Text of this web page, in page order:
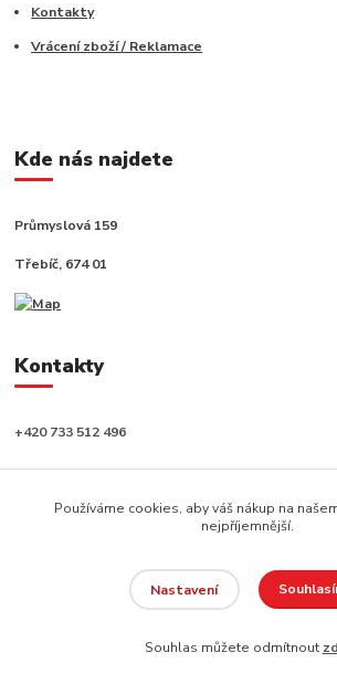
Kontakty
Vrácení zboží / Reklamace
Kde nás najdete
Průmyslová 159
Třebíč, 674 01
Kontakty
+420 733 512 496
info@capushop.cz
Vytvořeno na
Eshop-
Používáme cookies, aby váš nákup na
nejpříjemnější.
Nastavení
Souhlas můžete odmítnout